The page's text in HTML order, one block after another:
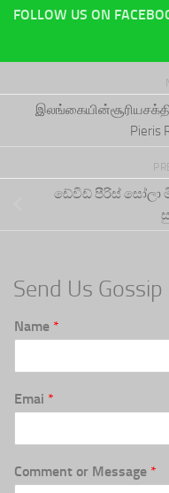
FOLLOW US ON
Pieris
ඩේවිඩ් පීරිස් සෝලා
Send Us Gossip
Name *
Emai *
Comment or Message *